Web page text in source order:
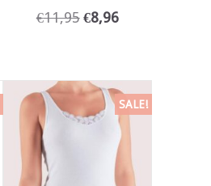
€11,95 €8,96
SALE!